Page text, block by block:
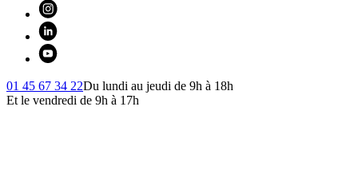
01 45 67 34 22Du lundi au jeudi de 9h à 18h
Et le vendredi de 9h à 17h